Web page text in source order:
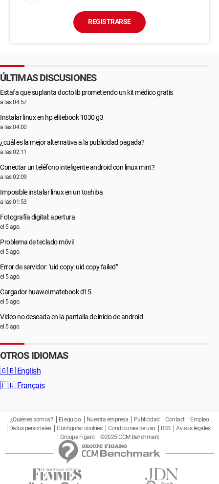
REGISTRARSE
ÚLTIMAS DISCUSIONES
Estafa que suplanta doctolib prometiendo un kit médico gratis
a las 04:57
Instalar linux en hp elitebook 1030 g3
a las 04:00
¿cuál es la mejor alternativa a la publicidad pagada?
a las 02:11
Conectar un teléfono inteligente android con linux mint?
a las 02:09
Imposible instalar linux en un toshiba
a las 01:53
Fotografía digital: apertura
el 5 ago.
Problema de teclado móvil
el 5 ago.
Error de servidor: "uid copy: uid copy failed"
el 5 ago.
Cargador huawei matebook d15
el 5 ago.
Video no deseada en la pantalla de inicio de android
el 5 ago.
OTROS IDIOMAS
🇬🇧 English
🇫🇷 Français
¿Quiénes somos? El equipo Nuestra empresa Publicidad Contact
Empleo
Datos personales
Configurar cookies Condiciones de uso RSS
Avisos legales
Groupe Figaro
©2025 CCM Benchmark